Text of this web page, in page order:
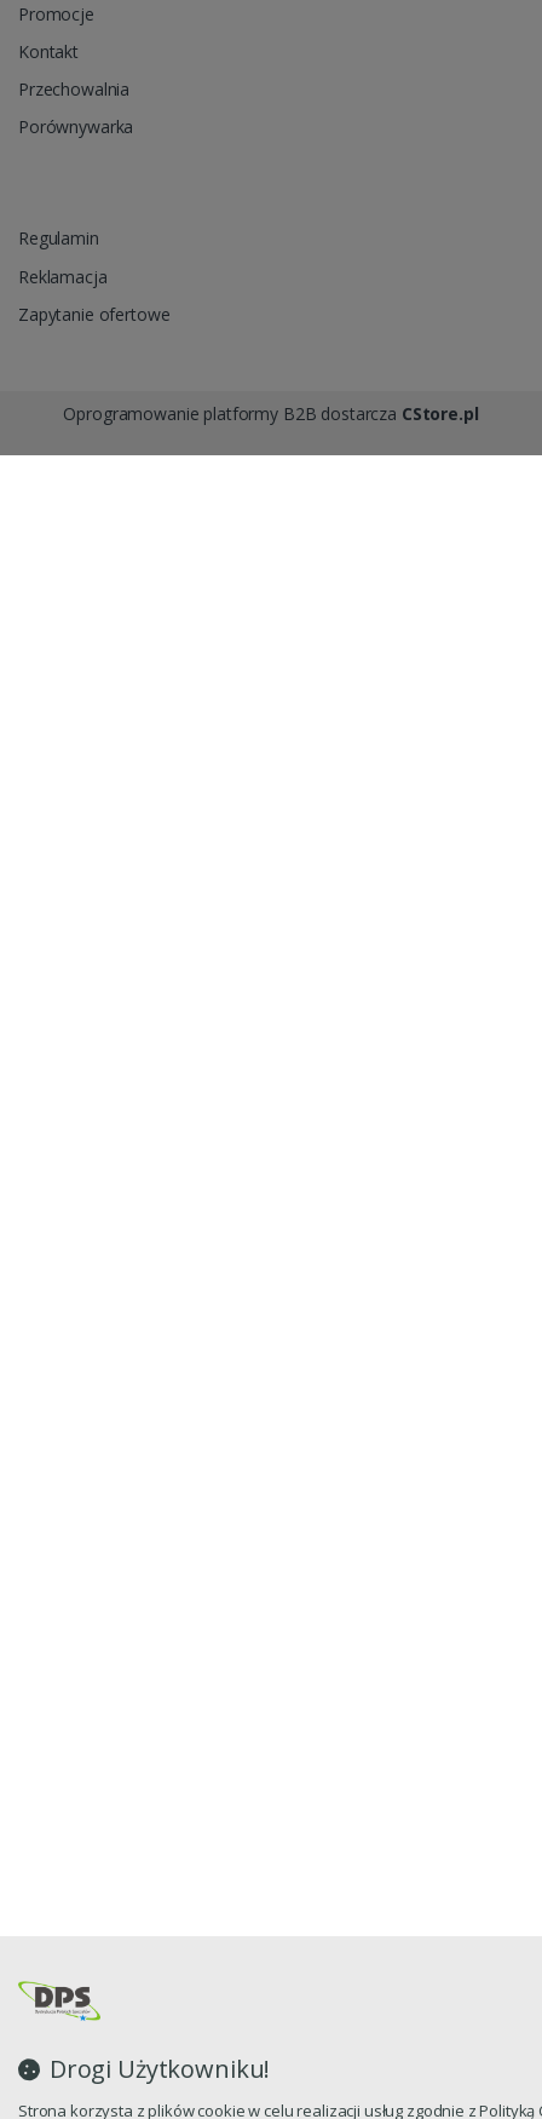
Drogi Użytkowniku!
Strona korzysta z plików cookie w celu realizacji usług zgodnie z
Promocje
Kontakt
Przechowalnia
Porównywarka
Regulamin
Reklamacja
Zapytanie ofertowe
Oprogramowanie platformy B2B dostarcza CStore.pl